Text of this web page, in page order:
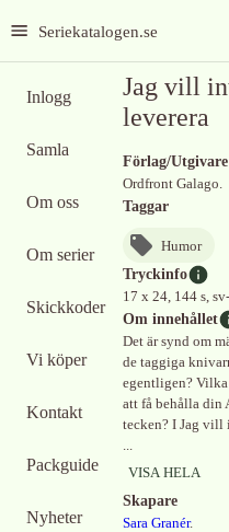
Seriekatalogen.se
Inlogg
Samla
Om oss
Om serier
Skickkoder
Vi köper
Kontakt
Packguide
Nyheter
Jag vill
leverera
Förlag/Utgivare
Ordfront Galago.
Taggar
Humor
Tryckinfo
17 x 24, 144 s,
Om innehållet
Det är synd om
de taggiga
egentligen?
att få behålla din
tecken? I Jag vill
...
VISA HELA
Skapare
Sara Granér.